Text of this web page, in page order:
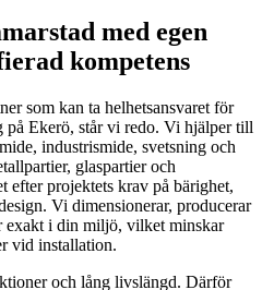
med egen
kompetens
som kan ta helhetsansvaret för
på Ekerö, står vi redo. Vi hjälper till
industrismide, svetsning och
glaspartier och
efter projektets krav på bärighet,
Vi dimensionerar, producerar
exakt i din miljö, vilket minskar
vid installation.
och lång livslängd. Därför